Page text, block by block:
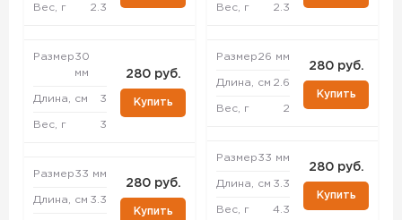
Вес, г 2.3
Размер30
мм
Длина, см 3
Вес, г 3
280 руб.
Купить
Размер33 мм
Длина, см 3.3
280 руб.
Купить
Вес, г 2.3
Размер26 мм
Длина, см 2.6
Вес, г 2
280 руб.
Купить
Размер33 мм
Длина, см 3.3
Вес, г 4.3
280 руб.
Купить